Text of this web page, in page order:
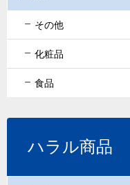
ハラル商品
その他
化粧品
食品